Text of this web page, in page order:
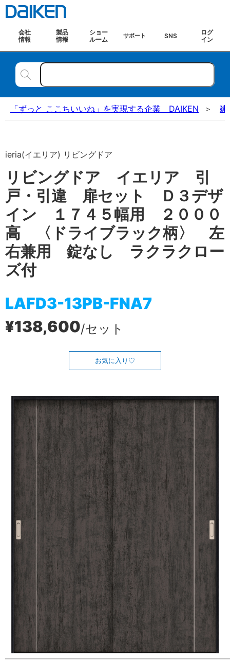
会社
情報
製品
情報
ショー
ルーム
サポート SNS
ログ
イン
「ずっと ここちいいね」を実現する企業 DAIKEN 建
ieria(イエリア) リビングドア
リビングドア イエリア 引
戸・引違 扉セット Ｄ３デザ
イン １７４５幅用 ２０００
高 〈ドライブラック柄〉 左
右兼用 錠なし ラクラクロー
ズ付
LAFD3-13PB-FNA7
¥138,600/セット
お気に入り